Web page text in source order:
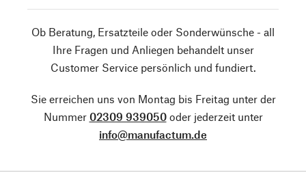
Ob Beratung, Ersatzteile oder Sonderwünsche - all
Ihre Fragen und Anliegen behandelt unser
Customer Service persönlich und fundiert.
Sie erreichen uns von Montag bis Freitag unter der
Nummer 02309 939050oder jederzeit unter
info@manufactum.de